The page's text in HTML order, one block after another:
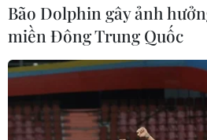
Bão Dolphin gây ảnh
miền Đông Trung Quốc